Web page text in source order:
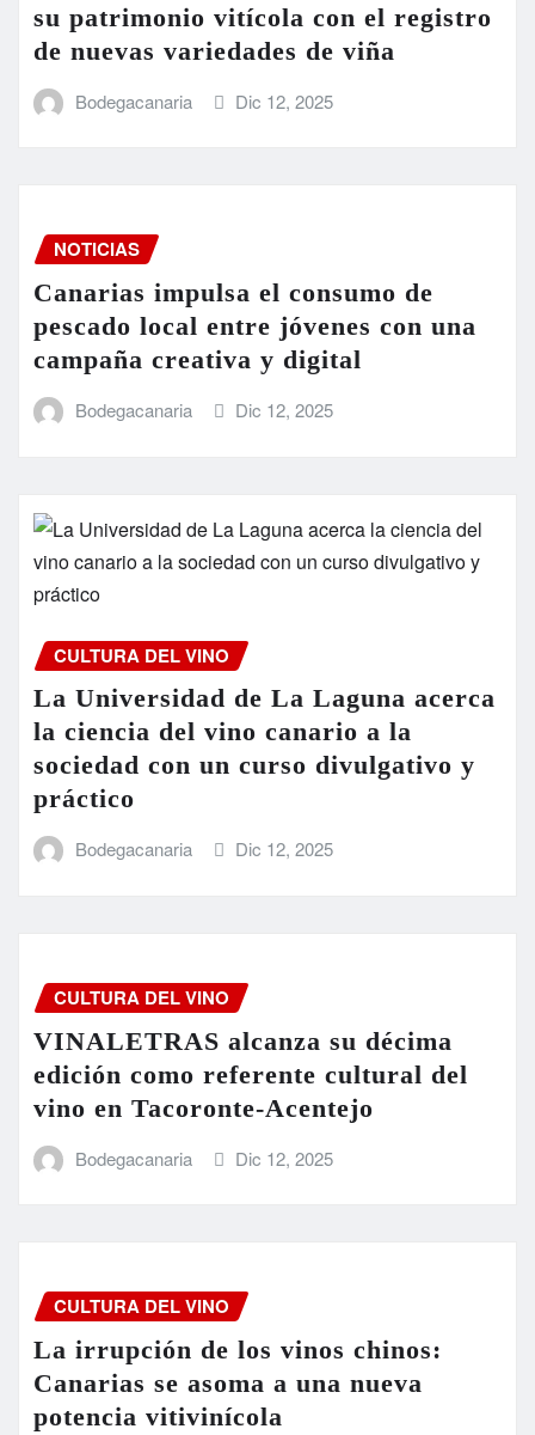
su patrimonio vitícola con el registro
de nuevas variedades de viña
Bodegacanaria Dic 12, 2025
NOTICIAS
Canarias impulsa el consumo de
pescado local entre jóvenes con una
campaña creativa y digital
Bodegacanaria Dic 12, 2025
CULTURA DEL VINO
La Universidad de La Laguna acerca
la ciencia del vino canario a la
sociedad con un curso divulgativo y
práctico
Bodegacanaria Dic 12, 2025
CULTURA DEL VINO
VINALETRAS alcanza su décima
edición como referente cultural del
vino en Tacoronte-Acentejo
Bodegacanaria Dic 12, 2025
CULTURA DEL VINO
La irrupción de los vinos chinos:
Canarias se asoma a una nueva
potencia vitivinícola